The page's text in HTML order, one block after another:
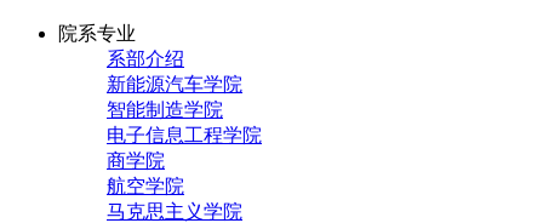
院系专业
系部介绍
新能源汽车学院
智能制造学院
电子信息工程学院
商学院
航空学院
马克思主义学院